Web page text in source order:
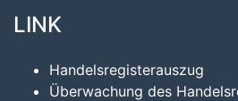
LINK
Handelsregisterauszug
Überwachung des